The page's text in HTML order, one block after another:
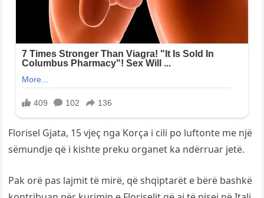
Florisel Gjata, 15 vjeç nga Korça i cili po luftonte me një
sëmundje që i kishte preku organet ka ndërruar jetë.
Pak orë pas lajmit të mirë, që shqiptarët e bërë bashkë